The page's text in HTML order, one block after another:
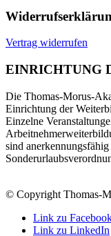
Vertrag widerrufen
EINRICHTUNG
Die Thomas-Morus-
Einrichtung der
Einzelne
sind
© Copyright Thomas-
Link zu
Link zu LinkedIn